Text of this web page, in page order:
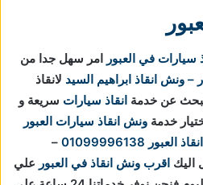
سيارات في العبور
امر سهل جدا من
ونش انقاذ ابراهيم السيد لانقاذ
تبحث عن خدمة انقاذ سيارات سريعة و
خدمة ونش انقاذ سيارات العبور
العبور 01099996138
–
اقرب ونش انقاذ في العبور علي